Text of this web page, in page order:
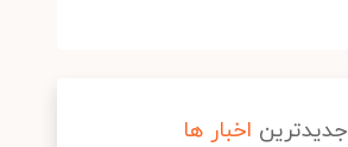
جدیدترین اخبار ها